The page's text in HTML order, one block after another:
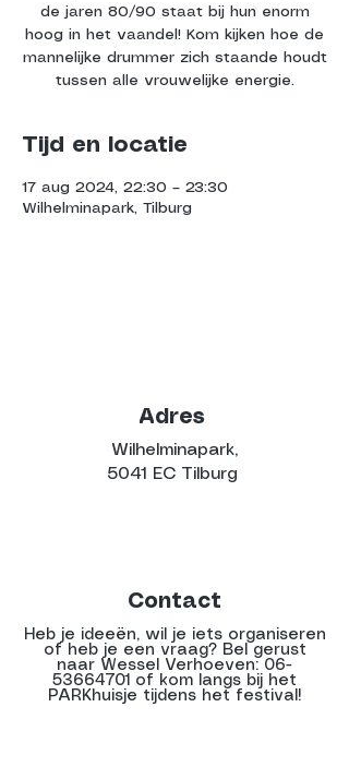
de jaren 80/90 staat bij hun enorm
hoog in het vaandel! Kom kijken hoe de
mannelijke drummer zich staande houdt
tussen alle vrouwelijke energie.
Tijd en locatie
17 aug 2024, 22:30 – 23:30
Wilhelminapark, Tilburg
Adres
Wilhelminapark,
5041 EC Tilburg
Contact
Heb je ideeën, wil je iets organiseren
of heb je een vraag? Bel gerust
naar Wessel Verhoeven: 06-
53664701 of kom langs bij het
PARKhuisje tijdens het festival!